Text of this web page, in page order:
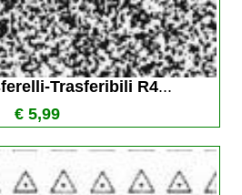
Trasferibili R4...
€ 5,99